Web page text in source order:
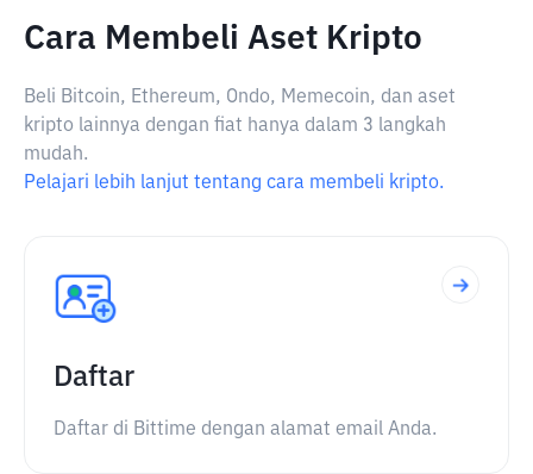
Cara Membeli Aset Kripto
Beli Bitcoin, Ethereum, Ondo, Memecoin, dan aset
kripto lainnya dengan fiat hanya dalam 3 langkah
mudah.
Pelajari lebih lanjut tentang cara membeli kripto.
Daftar
Daftar di Bittime dengan alamat email Anda.